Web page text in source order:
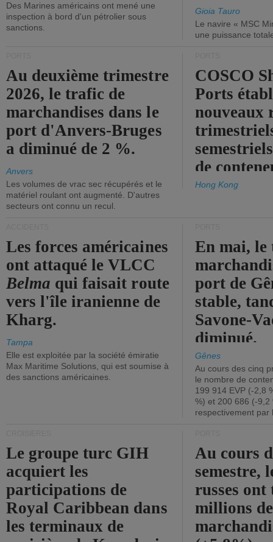
Des Marines américains ont mené une
inspection à bord d'un pétrolier sous
sanctions.
Gioia Tauro
Le navire « MSC
une puissance
Au deuxième trimestre
2026, le trafic de
marchandises dans le
port d'Anvers-Bruges
a diminué de 2 %.
Anvers
Les volumes de vrac sec récupérés et le
matériel roulant ont augmenté. D'autres
secteurs ont connu un recul.
COSCO
Ports
nouveaux
de
Hong Kong
Les forces américaines
ont attaqué le VLCC
Belma qui faisait route
vers l'île iranienne de
Kharg.
Tampa
Elle est exploitée par la société émiratie
Max Maritime Solutions, qui est soumise à
des sanctions américaines.
En mai, le
port de
stable,
Savone-
diminué.
Gênes
Au cours des cinq
le nombre de
199 914 EVP (-2,8
%) et 200 686 (-9,2
respectivement par
Le groupe turc GIH
acquiert les
participations de
Royal Caribbean dans
les terminaux de
Au cours
semestre,
russes
millions